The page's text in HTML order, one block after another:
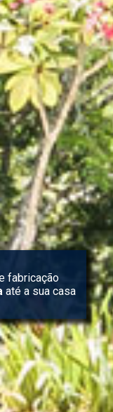
fabricação
até a sua casa